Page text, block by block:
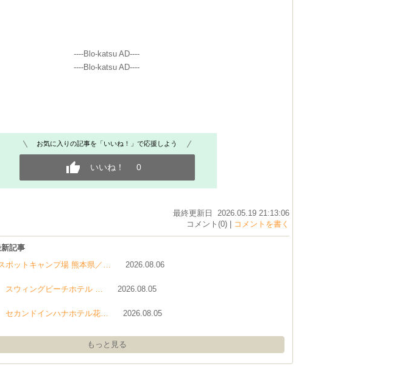
----Blo-katsu AD----
----Blo-katsu AD----
お気に入りの記事を「いいね！」で応援しよう
いいね！ 0
最終更新日 2026.05.19 21:13:06
コメント(0) |
コメントを書く
記事
ポットキャンプ場 熊本県／…
2026.08.06
スウィングビーチホテル … 2026.08.05
セカンドインハナホテル花… 2026.08.05
もっと見る